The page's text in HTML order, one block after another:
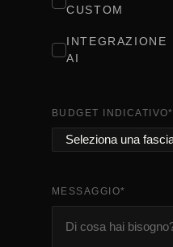
CUSTOM
INTEGRAZIONE
AI
BUDGET INDICATIVO*
MESSAGGIO*